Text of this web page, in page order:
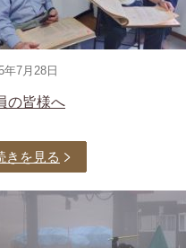
年7月28日
の皆様へ
きを見る